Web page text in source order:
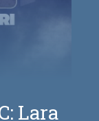
Lara